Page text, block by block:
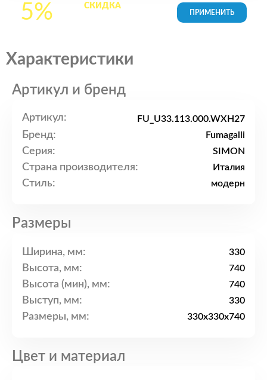
5% СКИДКАна все
Характеристики
Артикул и бренд
Артикул: FU_U33.113.000.WXH27
Бренд: Fumagalli
Серия: SIMON
Страна производителя: Италия
Стиль: модерн
Размеры
Ширина, мм: 330
Высота, мм: 740
Высота (мин), мм: 740
Выступ, мм: 330
Размеры, мм: 330x330x740
Цвет и материал